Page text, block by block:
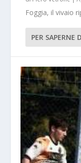
Foggia, il vivaio
PER SAPERNE